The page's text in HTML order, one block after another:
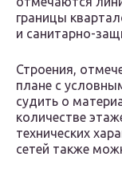
границы
и санитарно-
Строения,
плане с
судить о
количестве
технических
сетей также